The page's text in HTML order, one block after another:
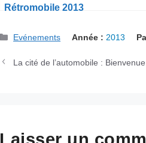
Rétromobile 2013
Catégories
Evénements Année : 2013
La cité de l’automobile :
Laisser un